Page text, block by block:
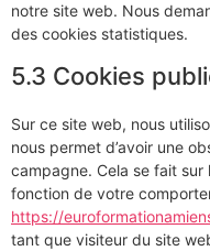
notre site web. Nous
des cookies statistiques.
5.3 Cookies
Sur ce site web, nous
nous permet d’avoir une
campagne. Cela se fait sur
fonction de votre
https://
tant que visiteur du site